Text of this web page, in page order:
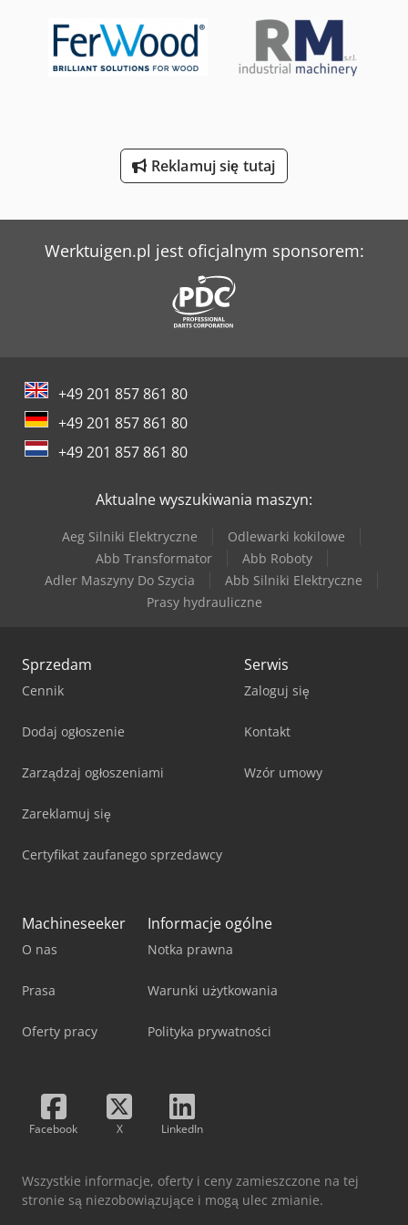
Tec Freetec
Weima Wl 6
Werner & Pfleiderer Kontenery
Werner & Pfleiderer Maszyny Do Podziału Ciasta I Do Efektów
Reklamuj się tutaj
Werktuigen.pl jest oficjalnym sponsorem:
+49 201 857 861 80
+49 201 857 861 80
+49 201 857 861 80
Aktualne wyszukiwania maszyn:
Aeg Silniki Elektryczne
Odlewarki kokilowe
Abb Transformator
Abb Roboty
Adler Maszyny Do Szycia
Abb Silniki Elektryczne
Prasy hydrauliczne
Sprzedam
Cennik
Dodaj ogłoszenie
Zarządzaj ogłoszeniami
Zareklamuj się
Certyfikat zaufanego sprzedawcy
Serwis
Zaloguj się
Kontakt
Wzór umowy
Machineseeker
O nas
Prasa
Oferty pracy
Informacje ogólne
Notka prawna
Warunki użytkowania
Polityka prywatności
Facebook X LinkedIn
Wszystkie informacje, oferty i ceny zamieszczone na tej
stronie są niezobowiązujące i mogą ulec zmianie.